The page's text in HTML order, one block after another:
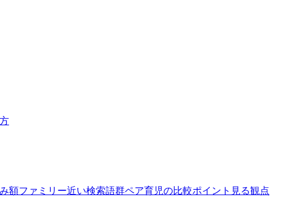
額ファミリー近い検索語群ペア育児の比較ポイント 見る観点